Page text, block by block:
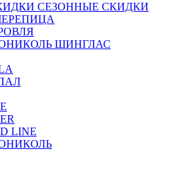
СЕЗОННЫЕ СКИДКИ
ШИНГЛАС
LINE